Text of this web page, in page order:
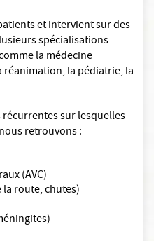
et intervient sur des
spécialisations
la médecine
la pédiatrie, la
sur lesquelles
retrouvons :
(AVC)
route, chutes)